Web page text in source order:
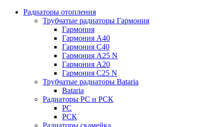
Радиаторы отопления
Трубчатые радиаторы Гармония
Гармония
Гармония А40
Гармония С40
Гармония А25 N
Гармония А20
Гармония С25 N
Трубчатые радиаторы Bataria
Bataria
Радиаторы РС и РСК
РС
РСК
Радиаторы скамейка